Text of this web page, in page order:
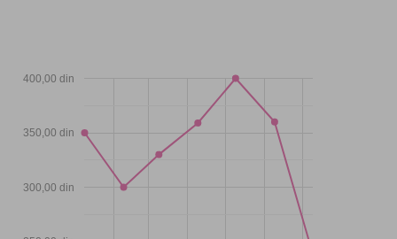
300,00 din
350,00 din
400,00 din